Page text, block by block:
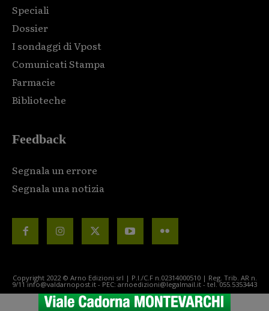
Speciali
Dossier
I sondaggi di Vpost
Comunicati Stampa
Farmacie
Biblioteche
Feedback
Segnala un errore
Segnala una notizia
Copyright 2022 © Arno Edizioni srl | P.I./C.F n.02314000510 | Reg. Trib. AR n.
9/11 info@valdarnopost.it - PEC: arnoedizioni@legalmail.it - tel. 055.5353443